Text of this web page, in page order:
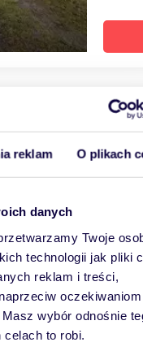
reklam O plikach
danych
Twoje
technologii jak pliki
reklam i treści,
oczekiwaniom
wybór odnośnie
to robi.
1391
Nowy
i prąd